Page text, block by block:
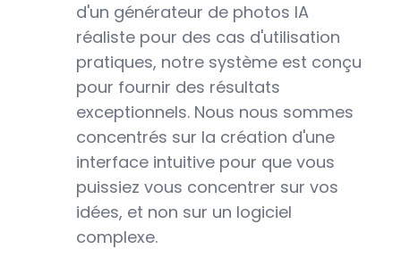
d'un générateur de photos IA
réaliste pour des cas d'utilisation
pratiques, notre système est conçu
pour fournir des résultats
exceptionnels. Nous nous sommes
concentrés sur la création d'une
interface intuitive pour que vous
puissiez vous concentrer sur vos
idées, et non sur un logiciel
complexe.